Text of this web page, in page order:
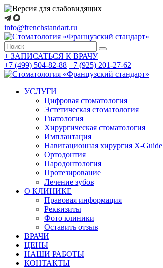
info@frenchstandart.ru
+ ЗАПИСАТЬСЯ К ВРАЧУ
+7 (499) 504-82-88 +7 (925) 201-27-62
УСЛУГИ
Цифровая стоматология
Эстетическая стоматология
Гнатология
Хирургическая стоматология
Имплантация
Навигационная хирургия X-Guide
Ортодонтия
Пародонтология
Протезирование
Лечение зубов
О КЛИНИКЕ
Правовая информация
Реквизиты
Фото клиники
Оставить отзыв
ВРАЧИ
ЦЕНЫ
НАШИ РАБОТЫ
КОНТАКТЫ